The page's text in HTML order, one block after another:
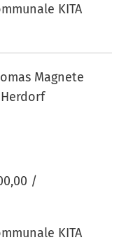
KITA
Magnete
Herdorf
/
KITA